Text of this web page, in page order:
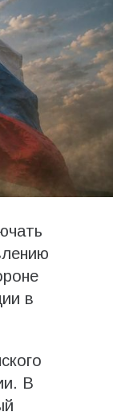
в
В